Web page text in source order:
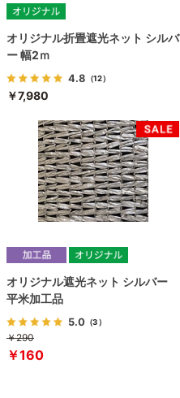
オリジナル折畳遮光ネット シルバ
ー 幅2ｍ
4.8 （12）
￥7,980
オリジナル遮光ネット シルバー
平米加工品
5.0 （3）
￥290
￥160